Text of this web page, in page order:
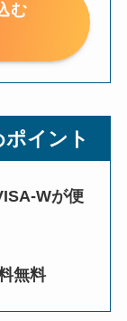
む
イント
Wが便
無料